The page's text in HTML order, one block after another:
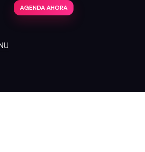
AGENDA AHORA